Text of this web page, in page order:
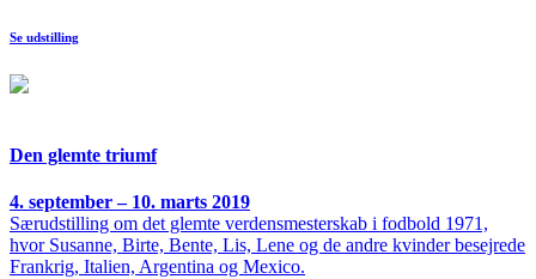
Se udstilling
Den glemte triumf
4. september – 10. marts 2019
Særudstilling om det glemte verdensmesterskab i fodbold 1971,
hvor Susanne, Birte, Bente, Lis, Lene og de andre kvinder besejrede
Frankrig, Italien, Argentina og Mexico.